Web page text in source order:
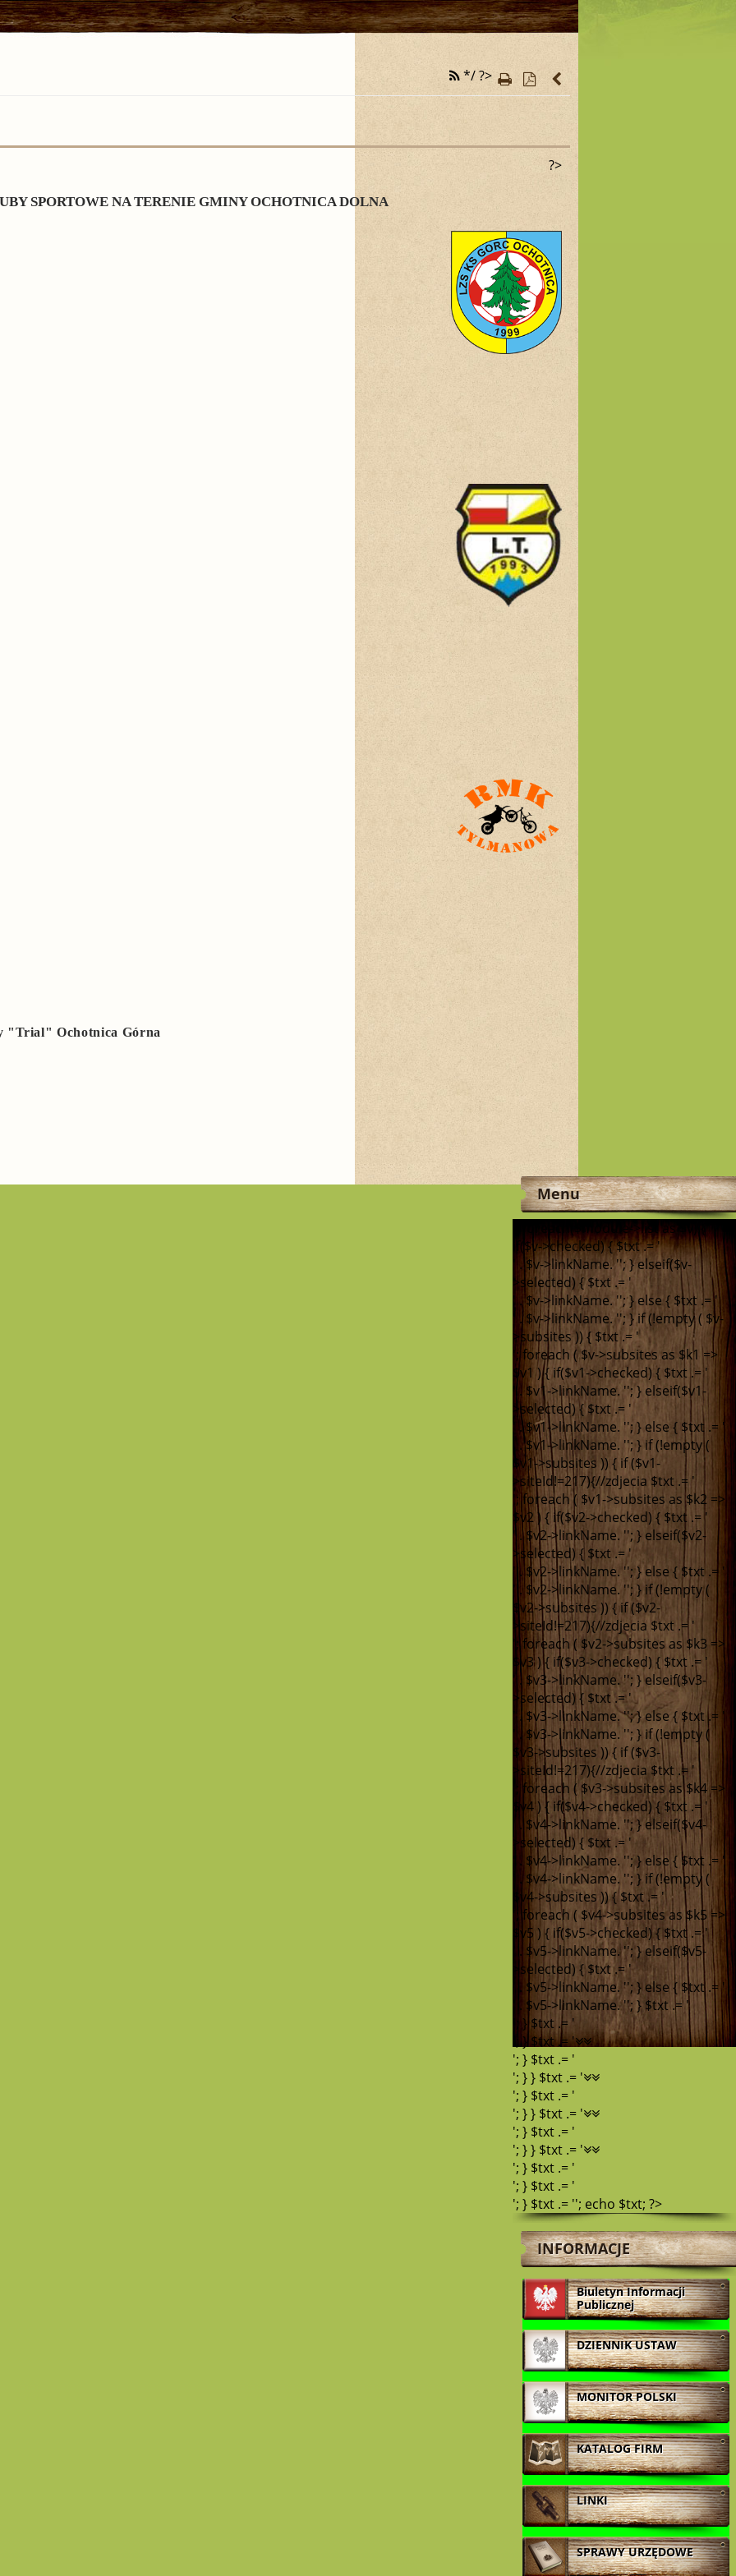
*/ ?>
?>
SPORTOWE NA TERENIE GMINY OCHOTNICA DOLNA
"Trial" Ochotnica Górna
Menu
'; foreach($module->list as $v) {
if($v->checked) { $txt .= '
' . $v->linkName. ''; } elseif($v-
>selected) { $txt .= '
' . $v->linkName. ''; } else { $txt .= '
' . $v->linkName. ''; } if (!empty ( $v-
>subsites )) { $txt .= '
'; foreach ( $v->subsites as $k1 =>
$v1 ) { if($v1->checked) { $txt .= '
' . $v1->linkName. ''; } elseif($v1-
>selected) { $txt .= '
' . $v1->linkName. ''; } else { $txt .= '
' . $v1->linkName. ''; } if (!empty (
$v1->subsites )) { if ($v1-
>siteId!=217){//zdjecia $txt .= '
'; foreach ( $v1->subsites as $k2 =>
$v2 ) { if($v2->checked) { $txt .= '
' . $v2->linkName. ''; } elseif($v2-
>selected) { $txt .= '
' . $v2->linkName. ''; } else { $txt .= '
' . $v2->linkName. ''; } if (!empty (
$v2->subsites )) { if ($v2-
>siteId!=217){//zdjecia $txt .= '
'; foreach ( $v2->subsites as $k3 =>
$v3 ) { if($v3->checked) { $txt .= '
' . $v3->linkName. ''; } elseif($v3-
>selected) { $txt .= '
' . $v3->linkName. ''; } else { $txt .= '
' . $v3->linkName. ''; } if (!empty (
$v3->subsites )) { if ($v3-
>siteId!=217){//zdjecia $txt .= '
'; foreach ( $v3->subsites as $k4 =>
$v4 ) { if($v4->checked) { $txt .= '
' . $v4->linkName. ''; } elseif($v4-
>selected) { $txt .= '
' . $v4->linkName. ''; } else { $txt .= '
' . $v4->linkName. ''; } if (!empty (
$v4->subsites )) { $txt .= '
'; foreach ( $v4->subsites as $k5 =>
$v5 ) { if($v5->checked) { $txt .= '
' . $v5->linkName. ''; } elseif($v5-
>selected) { $txt .= '
' . $v5->linkName. ''; } else { $txt .= '
' . $v5->linkName. ''; } $txt .= '
'; } $txt .= '
'; } $txt .= '
'; } $txt .= '
'; } } $txt .= '
'; } $txt .= '
'; } } $txt .= '
'; } $txt .= '
'; } } $txt .= '
'; } $txt .= '
'; } $txt .= '
'; } $txt .= ''; echo $txt; ?>
INFORMACJE
Biuletyn Informacji
Publicznej
DZIENNIK USTAW
MONITOR POLSKI
KATALOG FIRM
LINKI
SPRAWY URZĘDOWE